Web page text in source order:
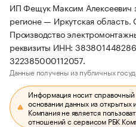
ИП Фещук Максим Алексеевич
регионе — Иркутская область.
Производство
реквизиты ИНН:
322385000112057.
Данные получены из публичных
Информация носит справочный
основании данных из открытых
Компания не является
отношений с сервисом РБК